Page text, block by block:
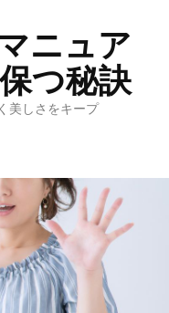
ニュア
つ秘訣
美しさをキープ